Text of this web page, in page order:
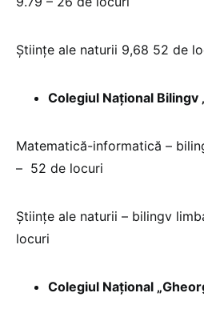
Ştiinţe ale naturii 9,68 52 de
Colegiul Național Bilingv
Matematică-informatică –
– 52 de locuri
Ştiinţe ale naturii – bilingv
locuri
Colegiul Național